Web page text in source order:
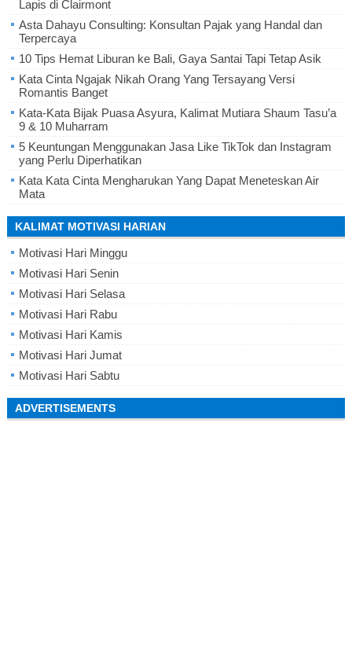
Lapis di Clairmont
Asta Dahayu Consulting: Konsultan Pajak yang Handal dan
Terpercaya
10 Tips Hemat Liburan ke Bali, Gaya Santai Tapi Tetap Asik
Kata Cinta Ngajak Nikah Orang Yang Tersayang Versi
Romantis Banget
Kata-Kata Bijak Puasa Asyura, Kalimat Mutiara Shaum Tasu’a
9 & 10 Muharram
5 Keuntungan Menggunakan Jasa Like TikTok dan Instagram
yang Perlu Diperhatikan
Kata Kata Cinta Mengharukan Yang Dapat Meneteskan Air
Mata
KALIMAT MOTIVASI HARIAN
Motivasi Hari Minggu
Motivasi Hari Senin
Motivasi Hari Selasa
Motivasi Hari Rabu
Motivasi Hari Kamis
Motivasi Hari Jumat
Motivasi Hari Sabtu
ADVERTISEMENTS